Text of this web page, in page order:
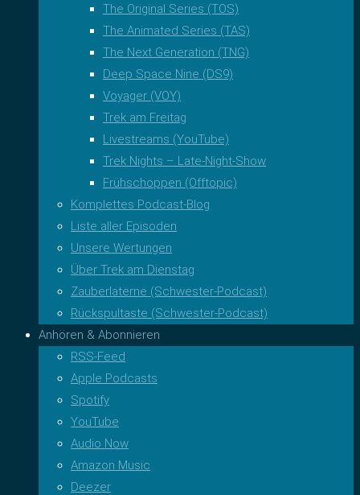
The Original Series (TOS)
The Animated Series (TAS)
The Next Generation (TNG)
Deep Space Nine (DS9)
Voyager (VOY)
Trek am Freitag
Livestreams (YouTube)
Trek Nights – Late-Night-Show
Frühschoppen (Offtopic)
Komplettes Podcast-Blog
Liste aller Episoden
Unsere Wertungen
Über Trek am Dienstag
Zauberlaterne (Schwester-Podcast)
Rückspultaste (Schwester-Podcast)
Anhören & Abonnieren
RSS-Feed
Apple Podcasts
Spotify
YouTube
Audio Now
Amazon Music
Deezer